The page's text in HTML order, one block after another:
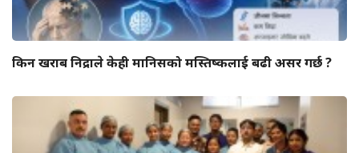
किन खराब निद्राले केही मानिसको मस्तिष्कलाई बढी असर गर्छ ?